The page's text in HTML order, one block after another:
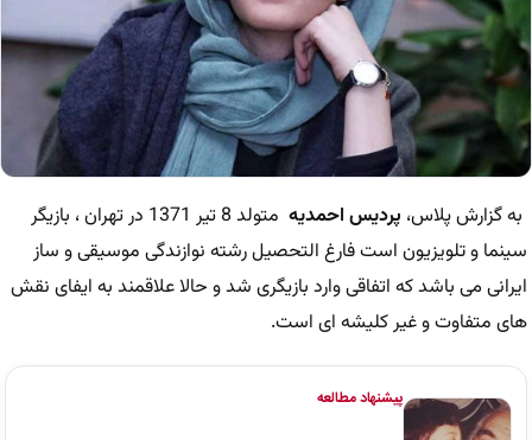
به گزارش پلاس، پردیس احمدیه
متولد 8 تیر 1371 در تهران ، بازیگر
سینما و تلویزیون است فارغ التحصیل رشته نوازندگی موسیقی و ساز
ایرانی می باشد که اتفاقی وارد بازیگری شد و حالا علاقمند به ایفای نقش
های متفاوت و غیر کلیشه ای است.
پیشنهاد مطالعه